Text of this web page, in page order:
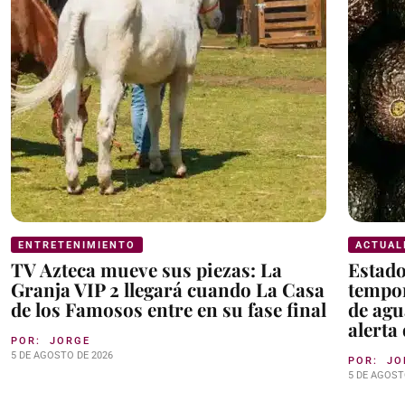
ENTRETENIMIENTO
TV Azteca mueve sus piezas: La
Granja VIP 2 llegará cuando La Casa
de los Famosos entre en su fase final
POR: JORGE
5 DE AGOSTO DE 2026
de
alerta
POR:
5 DE